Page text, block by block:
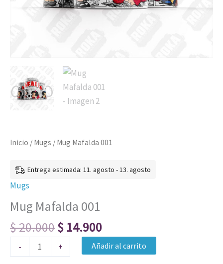
Inicio / Mugs / Mug Mafalda 001
Entrega estimada: 11. agosto - 13. agosto
Mugs
Mug Mafalda 001
$20.000$ 14.900
- + Añadir al carrito